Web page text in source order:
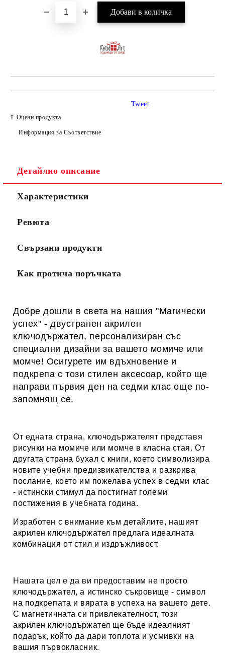
Оцени продукта
Информация за Съответствие
Tweet
Детайлно описание
Характеристики
Ревюта
Свързани продукти
Как протича поръчката
Добре дошли в света на нашия "Магически
успех" - двустранен акрилен
ключодържател, персонализиран със
специални дизайни за вашето момиче или
момче! Осигурете им вдъхновение и
подкрепа с този стилен аксесоар, който ще
направи първия ден на седми клас още по-
запомнящ се.
От едната страна, ключодържателят представя
рисунки на момиче или момче в класна стая. От
другата страна бухал с книги, което символизира
новите учебни предизвикателства и разкрива
послание, което им пожелава успех в седми клас
- истински стимул да постигнат големи
постижения в учебната година.
Изработен с внимание към детайлите, нашият
акрилен ключодържател предлага идеалната
комбинация от стил и издръжливост.
Нашата цел е да ви предоставим не просто
ключодържател, а истинско съкровище - символ
на подкрепата и вярата в успеха на вашето дете.
С магнетичната си привлекателност, този
акрилен ключодържател ще бъде идеалният
подарък, който да дари топлота и усмивки на
вашия първокласник.